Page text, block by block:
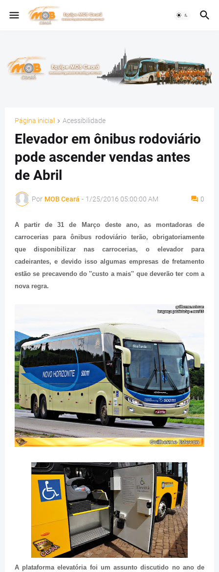
Página inicial Acessibilidade
Elevador em ônibus rodoviário
pode ascender vendas antes
de Abril
Por MOB Ceará - 1/25/2016 05:00:00 AM 0
A partir de 31 de Março deste ano, as montadoras de
carrocerias para ônibus rodoviário terão, obrigatoriamente
que disponibilizar nas carrocerias, o elevador para
cadeirantes, e devido isso algumas empresas de fretamento
estão se precavendo do ''custo a mais'' que deverão ter com a
nova regra.
A plataforma elevatória foi um assunto discutido no ano de